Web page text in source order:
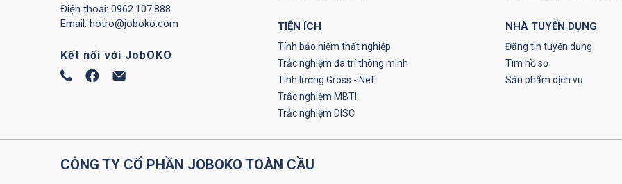
Điện thoại: 0962.107.888
Email: hotro@joboko.com
Kết nối với JobOKO
TIỆN ÍCH
Tính bảo hiểm thất nghiệp
Trắc nghiệm đa trí thông minh
Tính lương Gross - Net
Trắc nghiệm MBTI
Trắc nghiệm DISC
NHÀ TUYỂN DỤNG
Đăng tin tuyển dụng
Tìm hồ sơ
Sản phẩm dịch vụ
CÔNG TY CỔ PHẦN JOBOKO TOÀN CẦU